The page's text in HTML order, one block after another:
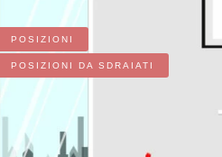
POSIZIONI
POSIZIONI DA SDRAIATI